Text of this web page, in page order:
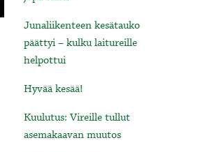
Junaliikenteen kesätauko
päättyi – kulku laitureille
helpottui
Hyvää kesää!
Kuulutus: Vireille tullut
asemakaavan muutos